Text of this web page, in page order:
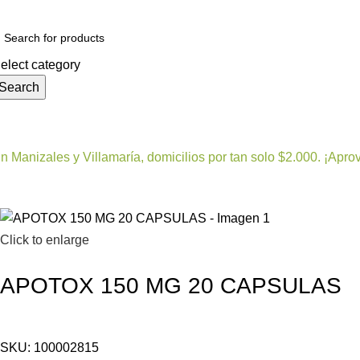
category
Manizales y Villamaría, domicilios por tan solo $2.000.
Click to enlarge
APOTOX 150 MG 20 CAPSULAS
SKU: 100002815